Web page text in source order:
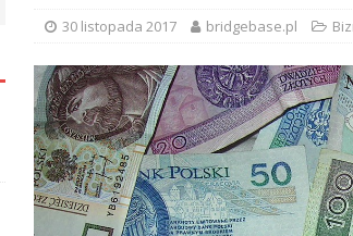
30 listopada 2017 bridgebase.pl